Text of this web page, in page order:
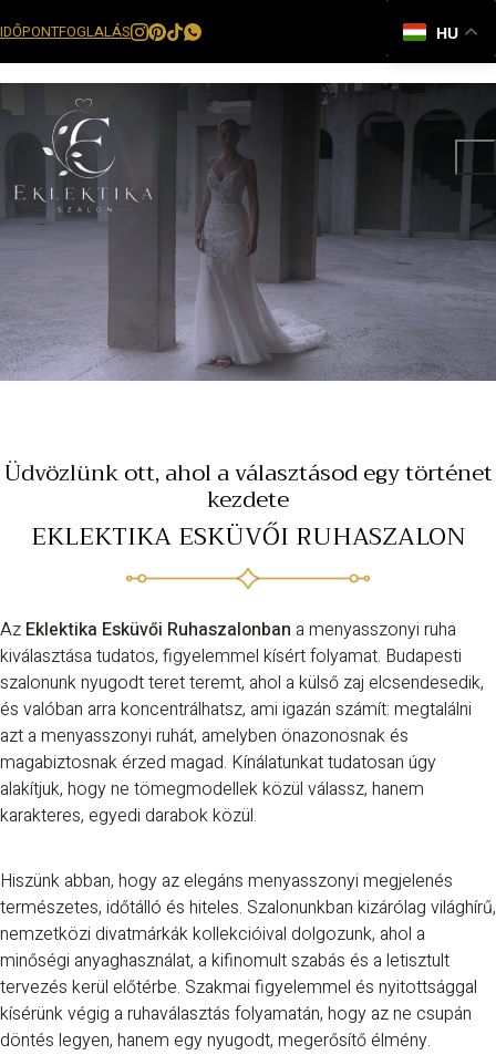
IDŐPONTFOGLALÁS HU
Üdvözlünk ott, ahol a választásod egy történet
kezdete
EKLEKTIKA ESKÜVŐI RUHASZALON
Az Eklektika Esküvői Ruhaszalonban a menyasszonyi ruha
kiválasztása tudatos, figyelemmel kísért folyamat. Budapesti
szalonunk nyugodt teret teremt, ahol a külső zaj elcsendesedik,
és valóban arra koncentrálhatsz, ami igazán számít: megtalálni
azt a menyasszonyi ruhát, amelyben önazonosnak és
magabiztosnak érzed magad. Kínálatunkat tudatosan úgy
alakítjuk, hogy ne tömegmodellek közül válassz, hanem
karakteres, egyedi darabok közül.
Hiszünk abban, hogy az elegáns menyasszonyi megjelenés
természetes, időtálló és hiteles. Szalonunkban kizárólag világhírű,
nemzetközi divatmárkák kollekcióival dolgozunk, ahol a
minőségi anyaghasználat, a kifinomult szabás és a letisztult
tervezés kerül előtérbe. Szakmai figyelemmel és nyitottsággal
kísérünk végig a ruhaválasztás folyamatán, hogy az ne csupán
döntés legyen, hanem egy nyugodt, megerősítő élmény.